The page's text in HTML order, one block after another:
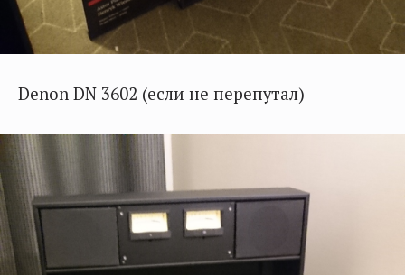
Denon DN 3602 (если не перепутал)